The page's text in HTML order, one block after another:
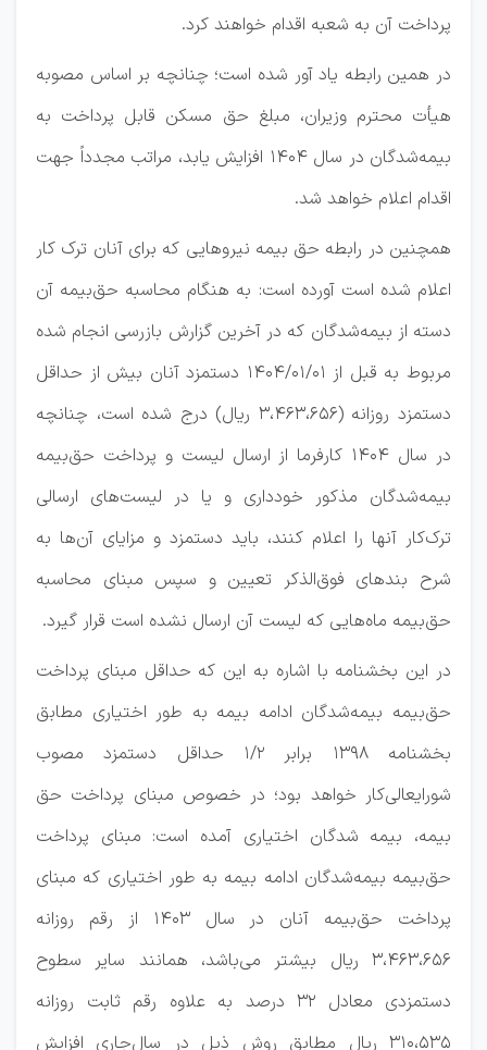
پرداخت آن به شعبه اقدام خواهند کرد.
در همین رابطه یاد آور شده است؛ چنانچه بر اساس مصوبه
هیأت محترم وزیران، مبلغ حق مسکن قابل پرداخت به
بیمه‌شدگان در سال ۱۴۰۴ افزایش یابد، مراتب مجدداً جهت
اقدام اعلام خواهد شد.
همچنین در رابطه حق بیمه نیروهایی که برای آنان ترک کار
اعلام شده است آورده است: به هنگام محاسبه حق‌بیمه آن
دسته از بیمه‌شدگان که در آخرین گزارش بازرسی انجام شده
مربوط به قبل از ۰۱/‏۰۱/‏۱۴۰۴‬ دستمزد آنان بیش از حداقل
دستمزد روزانه (۳،۴۶۳،۶۵۶ ریال) درج شده است، چنانچه
در سال ۱۴۰۴ کارفرما از ارسال لیست و پرداخت حق‌بیمه
بیمه‌شدگان مذکور خودداری و یا در لیست‌های ارسالی
ترک‌کار آنها را اعلام کنند، باید دستمزد و مزایای آن‌ها به
شرح بندهای فوق‌الذکر تعیین و سپس مبنای محاسبه
حق‌بیمه ماه‌هایی که لیست آن ارسال نشده است قرار گیرد.
در این بخشنامه با اشاره به این که حداقل مبنای پرداخت
حق‌بیمه بیمه‌شدگان ادامه بیمه به طور اختیاری مطابق
بخشنامه ۱۳۹۸ برابر ۲‏‏‏/۱ حداقل دستمزد مصوب
شورایعالی‌کار خواهد بود؛ در خصوص مبنای پرداخت حق
بیمه، بیمه شدگان اختیاری آمده است: مبنای پرداخت
حق‌بیمه بیمه‌شدگان ادامه بیمه به طور اختیاری که مبنای
پرداخت حق‌بیمه آنان در سال ۱۴۰۳ از رقم روزانه
۳،۴۶۳،۶۵۶ ریال بیشتر می‌باشد، همانند سایر سطوح
دستمزدی معادل ۳۲ درصد به علاوه رقم ثابت روزانه
۳۱۰،۵۳۵ ریال مطابق روش ذیل در سال‌جاری افزایش